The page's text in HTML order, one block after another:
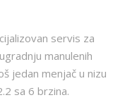
servis za
manulenih
jedan menjač u nizu
sa 6 brzina.